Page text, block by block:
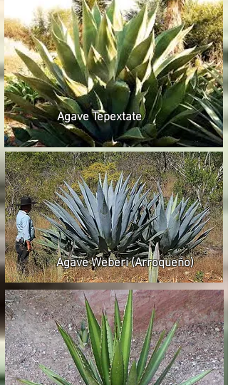
Agave Tepextate
Agave Weberi (Arroqueño)